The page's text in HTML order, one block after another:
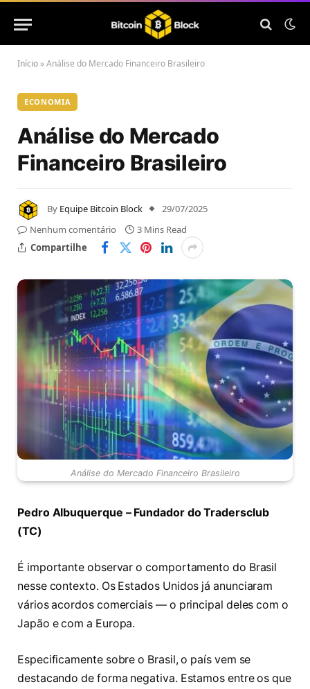
Início »Análise do Mercado Financeiro Brasileiro
ECONOMIA
Análise do Mercado
Financeiro Brasileiro
By Equipe Bitcoin Block
29/07/2025
Nenhum comentário
3 Mins Read
Compartilhe
Análise do Mercado Financeiro Brasileiro
Pedro Albuquerque – Fundador do Tradersclub
(TC)
É importante observar o comportamento do Brasil
nesse contexto. Os Estados Unidos já anunciaram
vários acordos comerciais — o principal deles com o
Japão e com a Europa.
Especificamente sobre o Brasil, o país vem se
destacando de forma negativa. Estamos entre os que